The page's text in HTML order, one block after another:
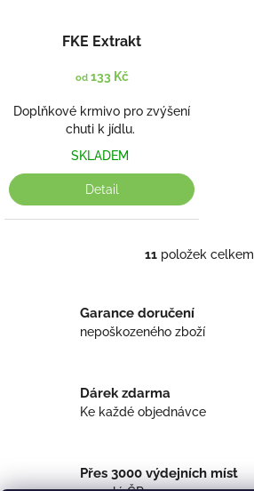
FKE Extrakt
od133 Kč
Doplňkové krmivo pro zvýšení
chuti k jídlu.
SKLADEM
Detail
O
d
r
y
v
11položek celkem
Garance doručení
nepoškozeného zboží
Dárek zdarma
Ke každé objednávce
Přes 3000 výdejních míst